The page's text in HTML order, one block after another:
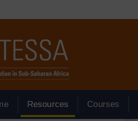
Resources Courses